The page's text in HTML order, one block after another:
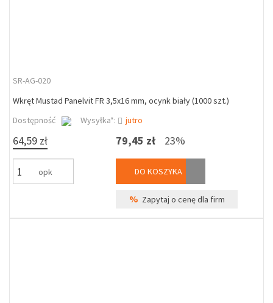
SR-AG-020
Wkręt Mustad Panelvit FR 3,5x16 mm, ocynk biały (1000 szt.)
Dostępność
Wysyłka*: jutro
64,59 zł
opk
79,45 zł 23%
DO KOSZYKA
% Zapytaj o cenę dla firm